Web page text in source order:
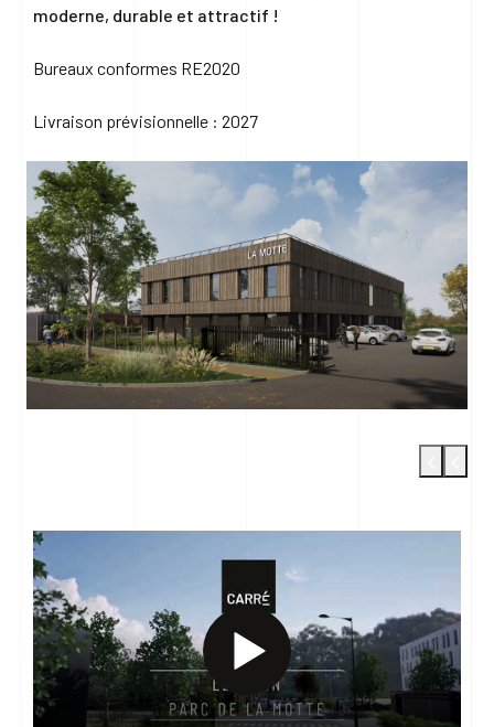
moderne, durable et attractif !
Bureaux conformes RE2020
Livraison prévisionnelle : 2027